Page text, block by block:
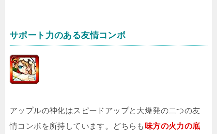
サポート力のある友情コンボ
アップルの神化はスピードアップと大爆発の二つの友
情コンボを所持しています。どちらも 味方の火力の底